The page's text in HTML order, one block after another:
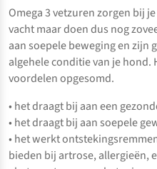
Omega 3 vetzuren zorgen bij
vacht maar doen dus nog
aan soepele beweging en zijn
algehele conditie van je
voordelen opgesomd.
• het draagt bij aan een
• het draagt bij aan soepele
• het werkt
bieden bij artrose, allergieën,